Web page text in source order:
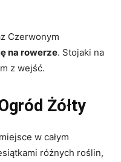
Czerwonym
na rowerze. Stojaki na
z wejść.
Żółty
w całym
różnych roślin,